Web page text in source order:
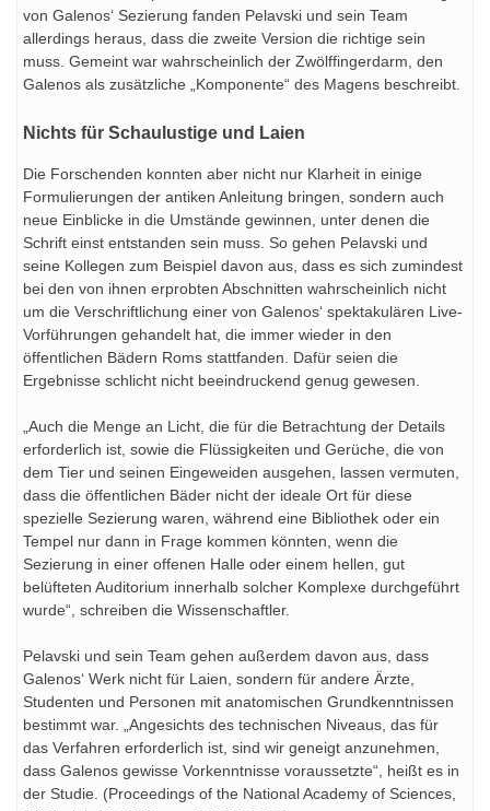
von Galenos‘ Sezierung fanden Pelavski und sein Team
allerdings heraus, dass die zweite Version die richtige sein
muss. Gemeint war wahrscheinlich der Zwölffingerdarm, den
Galenos als zusätzliche „Komponente“ des Magens beschreibt.
Nichts für Schaulustige und Laien
Die Forschenden konnten aber nicht nur Klarheit in einige
Formulierungen der antiken Anleitung bringen, sondern auch
neue Einblicke in die Umstände gewinnen, unter denen die
Schrift einst entstanden sein muss. So gehen Pelavski und
seine Kollegen zum Beispiel davon aus, dass es sich zumindest
bei den von ihnen erprobten Abschnitten wahrscheinlich nicht
um die Verschriftlichung einer von Galenos‘ spektakulären Live-
Vorführungen gehandelt hat, die immer wieder in den
öffentlichen Bädern Roms stattfanden. Dafür seien die
Ergebnisse schlicht nicht beeindruckend genug gewesen.
„Auch die Menge an Licht, die für die Betrachtung der Details
erforderlich ist, sowie die Flüssigkeiten und Gerüche, die von
dem Tier und seinen Eingeweiden ausgehen, lassen vermuten,
dass die öffentlichen Bäder nicht der ideale Ort für diese
spezielle Sezierung waren, während eine Bibliothek oder ein
Tempel nur dann in Frage kommen könnten, wenn die
Sezierung in einer offenen Halle oder einem hellen, gut
belüfteten Auditorium innerhalb solcher Komplexe durchgeführt
wurde“, schreiben die Wissenschaftler.
Pelavski und sein Team gehen außerdem davon aus, dass
Galenos‘ Werk nicht für Laien, sondern für andere Ärzte,
Studenten und Personen mit anatomischen Grundkenntnissen
bestimmt war. „Angesichts des technischen Niveaus, das für
das Verfahren erforderlich ist, sind wir geneigt anzunehmen,
dass Galenos gewisse Vorkenntnisse voraussetzte“, heißt es in
der Studie. (Proceedings of the National Academy of Sciences,